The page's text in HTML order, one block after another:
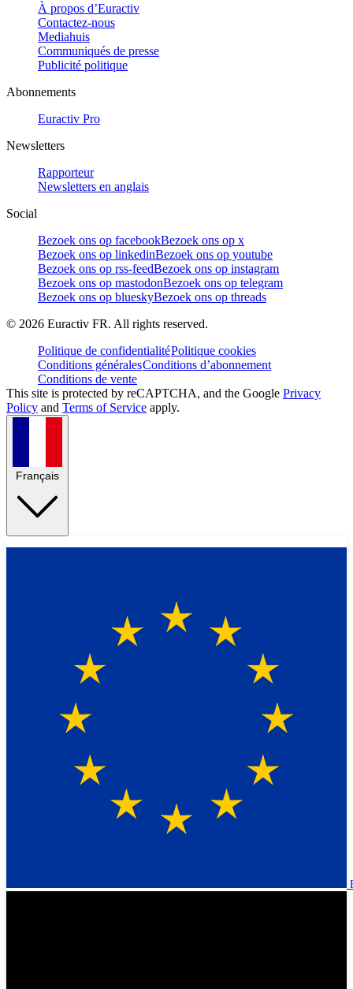
À propos d’Euractiv
Contactez-nous
Mediahuis
Communiqués de presse
Publicité politique
Abonnements
Euractiv Pro
Newsletters
Rapporteur
Newsletters en anglais
Social
Bezoek ons op facebookBezoek ons op x
Bezoek ons op linkedinBezoek ons op youtube
Bezoek ons op rss-feedBezoek ons op instagram
Bezoek ons op mastodonBezoek ons op telegram
Bezoek ons op blueskyBezoek ons op threads
© 2026 Euractiv FR. All rights reserved.
Politique de confidentialitéPolitique cookies
Conditions généralesConditions d’abonnement
Conditions de vente
This site is protected by reCAPTCHA, and the Google Privacy
Policy and Terms of Service apply.
Français